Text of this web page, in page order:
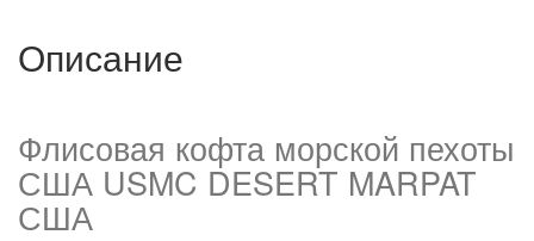
Описание
Флисовая кофта морской пехоты
США USMC DESERT MARPAT
США